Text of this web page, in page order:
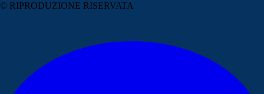
© RIPRODUZIONE RISERVATA